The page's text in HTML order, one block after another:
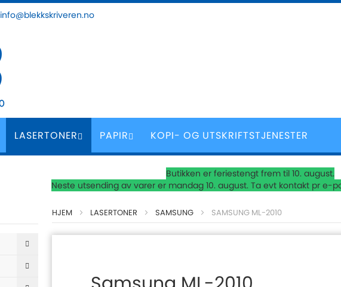
info@blekkskriveren.no
LASERTONER PAPIR KOPI- OG UTSKRIFTSTJENESTER
Butikken er feriestengt frem til 10. august.
Neste utsending av varer er mandag 10. august. Ta evt kontakt pr e-
HJEM LASERTONER SAMSUNG SAMSUNG ML-2010